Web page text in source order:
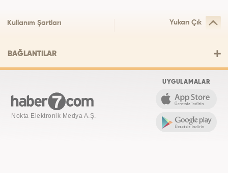
Kullanım Şartları Yukarı Çık
BAĞLANTILAR
Nokta Elektronik Medya A.Ş.
UYGULAMALAR